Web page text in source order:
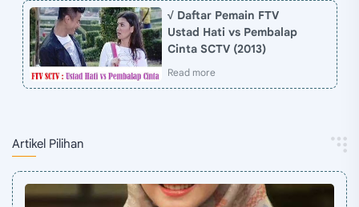
√ Daftar Pemain FTV
Ustad Hati vs Pembalap
Cinta SCTV (2013)
Artikel Pilihan